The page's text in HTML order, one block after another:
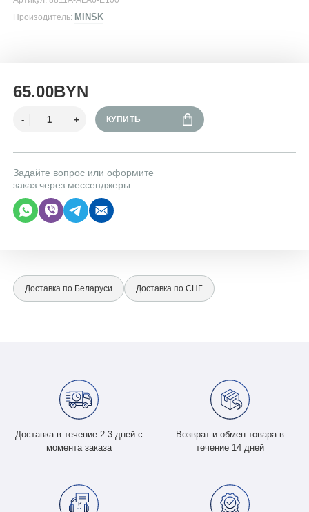
Произодитель: MINSK
65.00BYN
КУПИТЬ
Задайте вопрос или оформите
заказ через мессенджеры
Доставка по Беларуси Доставка по СНГ
Доставка в течение 2-3 дней с
момента заказа
Возврат и обмен товара в
течение 14 дней